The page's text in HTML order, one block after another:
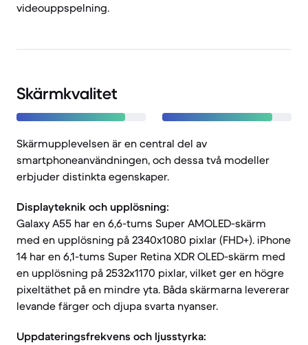
videouppspelning.
Skärmkvalitet
Skärmupplevelsen är en central del av
smartphoneanvändningen, och dessa två modeller
erbjuder distinkta egenskaper.
Displayteknik och upplösning:
Galaxy A55 har en 6,6-tums Super AMOLED-skärm
med en upplösning på 2340x1080 pixlar (FHD+). iPhone
14 har en 6,1-tums Super Retina XDR OLED-skärm med
en upplösning på 2532x1170 pixlar, vilket ger en högre
pixeltäthet på en mindre yta. Båda skärmarna levererar
levande färger och djupa svarta nyanser.
Uppdateringsfrekvens och ljusstyrka: